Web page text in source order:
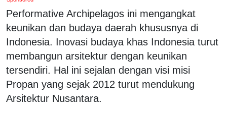
Performative Archipelagos ini mengangkat
keunikan dan budaya daerah khususnya di
Indonesia. Inovasi budaya khas Indonesia turut
membangun arsitektur dengan keunikan
tersendiri. Hal ini sejalan dengan visi misi
Propan yang sejak 2012 turut mendukung
Arsitektur Nusantara.